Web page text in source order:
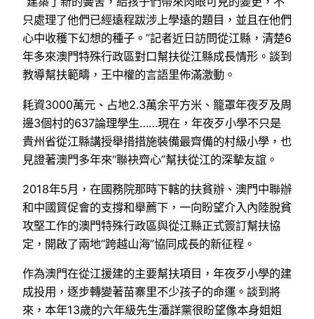
只處理了他們已經遠程跋涉上學遠的題目，並且在他們
心中收穫下幻想的種子。”記者近日訪問從江縣，清楚6
年多來澳門特殊行政區對口幫扶從江縣成長情形。談到
教導幫扶範疇，王中權的言語里佈滿激動。
耗資3000萬元、占地2.3萬余平方米、籠罩年夜歹及周
邊3個村的637論理學生……現在，年夜歹小學不只是
貴州省從江縣講授舉措措施裝備最齊備的村級小學，也
見證著澳門多年來“聯袂齊心”幫扶從江的深摯友誼。
2018年5月，在國務院那時下轄的扶貧辦、澳門中聯辦
和中國貿促會的支撐和舉薦下，一向盼望介入內陸脫貧
攻堅工作的澳門特殊行政區與從江縣正式簽訂幫扶協
定，開啟了兩地“跨越山海”協同成長的新征程。
作為澳門在從江援建的主要幫扶項目，年夜歹小學的建
成投用，逐步轉變著苗寨里不少孩子的命運。談到將
來，本年13歲的六年級先生潘詳黨很盼望像本身姐姐